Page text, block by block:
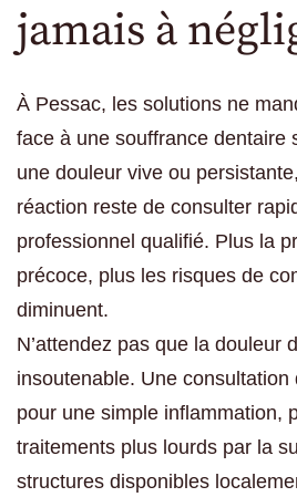
jamais à
À Pessac, les solutions ne
face à une souffrance dentaire
une douleur vive ou
réaction reste de consulter
professionnel qualifié. Plus la
précoce, plus les risques de
diminuent.
N’attendez pas que la douleur
insoutenable. Une consultation
pour une simple inflammation,
traitements plus lourds par la
structures disponibles